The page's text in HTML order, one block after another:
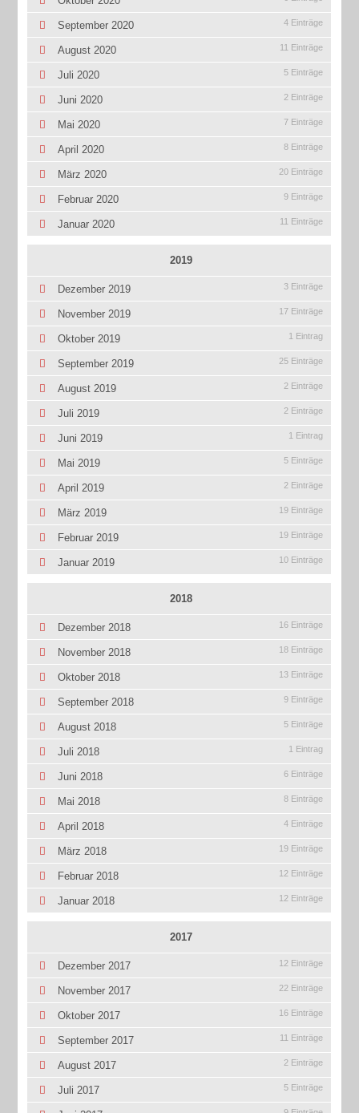
September 2020 4 Einträge
August 2020 11 Einträge
Juli 2020 5 Einträge
Juni 2020 2 Einträge
Mai 2020 7 Einträge
April 2020 8 Einträge
März 2020 20 Einträge
Februar 2020 9 Einträge
Januar 2020 11 Einträge
2019
Dezember 2019 3 Einträge
November 2019 17 Einträge
Oktober 2019 1 Eintrag
September 2019 25 Einträge
August 2019 2 Einträge
Juli 2019 2 Einträge
Juni 2019 1 Eintrag
Mai 2019 5 Einträge
April 2019 2 Einträge
März 2019 19 Einträge
Februar 2019 19 Einträge
Januar 2019 10 Einträge
2018
Dezember 2018 16 Einträge
November 2018 18 Einträge
Oktober 2018 13 Einträge
September 2018 9 Einträge
August 2018 5 Einträge
Juli 2018 1 Eintrag
Juni 2018 6 Einträge
Mai 2018 8 Einträge
April 2018 4 Einträge
März 2018 19 Einträge
Februar 2018 12 Einträge
Januar 2018 12 Einträge
2017
Dezember 2017 12 Einträge
November 2017 22 Einträge
Oktober 2017 16 Einträge
September 2017 11 Einträge
August 2017 2 Einträge
Juli 2017 5 Einträge